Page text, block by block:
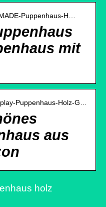
Puppenhaus-H…
mit
Puppenhaus-Holz-G…
aus
holz